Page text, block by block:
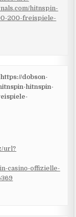
hitnspin-
200-freispiele-
dobson-
hitnspin-
url?
casino-offizielle-